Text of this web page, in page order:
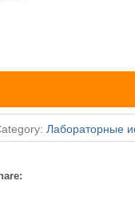
Лабораторные